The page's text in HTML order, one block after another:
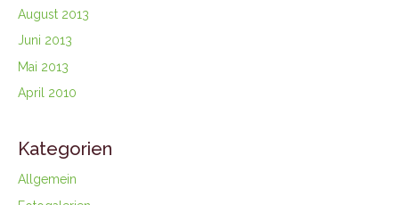
August 2013
Juni 2013
Mai 2013
April 2010
Kategorien
Allgemein